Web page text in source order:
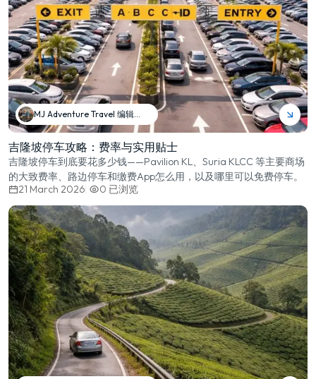
MJ Adventure Travel 编辑团队
吉隆坡停车攻略：费率与实用贴士
吉隆坡停车到底要花多少钱——Pavilion KL、Suria KLCC 等主要商场
的大致费率、路边停车和缴费App怎么用，以及哪里可以免费停车。
21 March 2026
0 已浏览